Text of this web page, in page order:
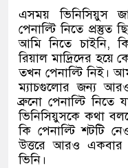
এসময় ভিনিসিয়ুস
পেনাল্টি নিতে প্রস্তুত
আমি নিতে চাইনি,
রিয়াল মাদ্রিদের হয়ে
তখন পেনাল্টি নিই।
ম্যাচগুলোর জন্য আরও
ব্রুনো পেনাল্টি নিতে
ভিনিসিয়ুসকে কথা
কি পেনাল্টি শটটি
উত্তরে আরও একবার
ভিনি।